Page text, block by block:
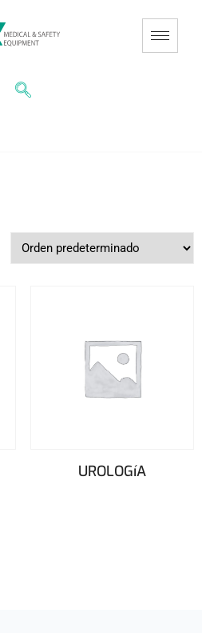
UROLOGíA